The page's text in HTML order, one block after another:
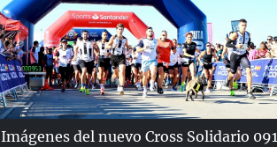
Imágenes del nuevo Cross Solidario 091